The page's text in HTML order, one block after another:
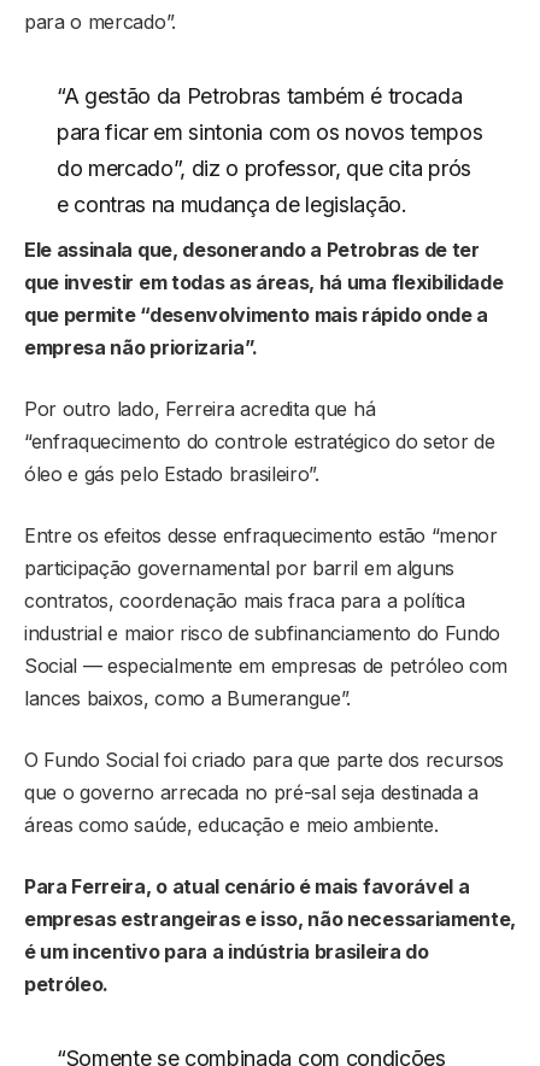
para o mercado”.
“A gestão da Petrobras também é trocada
para ficar em sintonia com os novos tempos
do mercado”, diz o professor, que cita prós
e contras na mudança de legislação.
Ele assinala que, desonerando a Petrobras de ter
que investir em todas as áreas, há uma flexibilidade
que permite “desenvolvimento mais rápido onde a
empresa não priorizaria”.
Por outro lado, Ferreira acredita que há
“enfraquecimento do controle estratégico do setor de
óleo e gás pelo Estado brasileiro”.
Entre os efeitos desse enfraquecimento estão “menor
participação governamental por barril em alguns
contratos, coordenação mais fraca para a política
industrial e maior risco de subfinanciamento do Fundo
Social — especialmente em empresas de petróleo com
lances baixos, como a Bumerangue”.
O Fundo Social foi criado para que parte dos recursos
que o governo arrecada no pré-sal seja destinada a
áreas como saúde, educação e meio ambiente.
Para Ferreira, o atual cenário é mais favorável a
empresas estrangeiras e isso, não necessariamente,
é um incentivo para a indústria brasileira do
petróleo.
“Somente se combinada com condições